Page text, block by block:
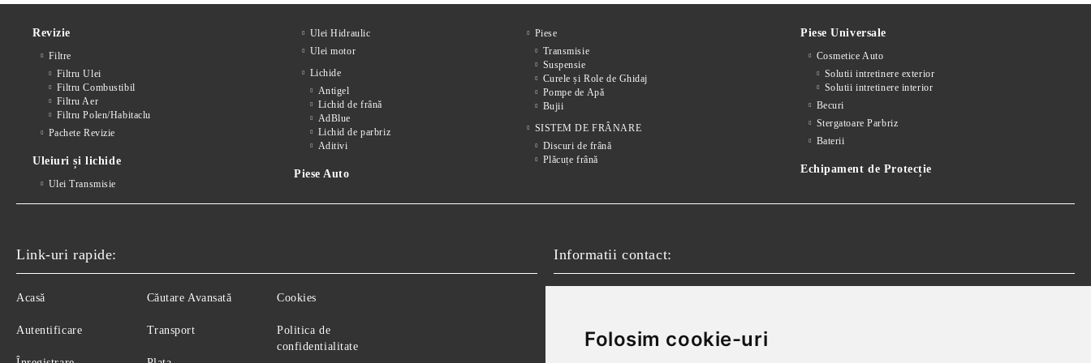
Folosim cookie-uri
Revizie
Filtre
Filtru Ulei
Filtru Combustibil
Filtru Aer
Filtru Polen/Habitaclu
Pachete Revizie
Uleiuri și lichide
Ulei Transmisie
Ulei Hidraulic
Ulei motor
Lichide
Antigel
Lichid de frânǎ
AdBlue
Lichid de parbriz
Aditivi
Piese Auto
Piese
Transmisie
Suspensie
Curele și Role de Ghidaj
Pompe de Apă
Bujii
SISTEM DE FRÂNARE
Discuri de frână
Plăcuțe frână
Piese Universale
Cosmetice Auto
Solutii intretinere exterior
Solutii intretinere interior
Becuri
Stergatoare Parbriz
Baterii
Echipament de Protecție
Link-uri rapide:
Acasă
Autentificare
Căutare Avansată
Transport
Cookies
Politica de
confidentialitate
Informatii contact: